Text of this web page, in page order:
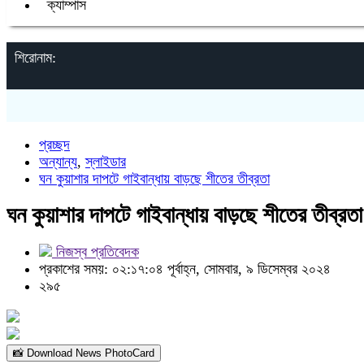
ক্যাম্পাস
শিরোনাম:
প্রচ্ছদ
অন্যান্য,স্লাইডার
ঘন কুয়াশার দাপটে গাইবান্ধায় বাড়ছে শীতের তীব্রতা
ঘন কুয়াশার দাপটে গাইবান্ধায় বাড়ছে শীতের তীব্রতা
নিজস্ব প্রতিবেদক
প্রকাশের সময়: ০২:১৭:০৪ পূর্বাহ্ন, সোমবার, ৯ ডিসেম্বর ২০২৪
২৯৫
📸 Download News PhotoCard